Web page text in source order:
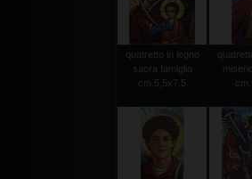
quatretto in legno
sacra famiglia
cm.5,5x7.5